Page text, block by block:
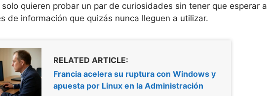
quieren probar un par de curiosidades sin tener que esperar a
de información que quizás nunca lleguen a utilizar.
RELATED ARTICLE:
Francia acelera su ruptura con Windows y
apuesta por Linux en la Administración